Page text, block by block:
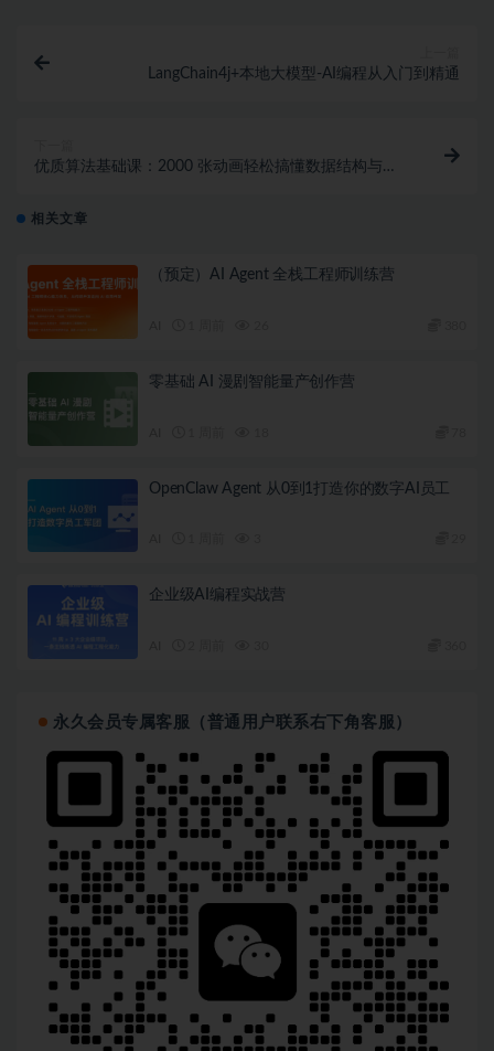
LangChain4j+本地大模型-AI编程从入门到精通
优质算法基础课：2000 张动画轻松搞懂数据结构与算
相关文章
（预定）AI Agent 全栈工程师训练营
零基础 AI 漫剧智能量产创作营
OpenClaw Agent 从0到1打造你的数字AI员工
企业级AI编程实战营
永久会员专属客服（普通用户联系右下角客服）